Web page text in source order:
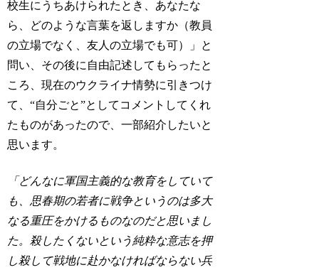
校生にうちあけられたとき、あなたな
ら、どのような言葉を返しますか（教員
の立場でなく、友人の立場でも可）」と
問い、その後に自由記述してもらったと
ころ、現在のウクライナ情勢に引きつけ
て、“自分ごと”としてコメントしてくれ
たものがあったので、一部紹介したいと
思います。
「どんなに軍国主義的な教育をしていて
も、思春期の若者に戦争というのは多大
なる重圧をかけるものなのだと思いまし
た。殺したくないという純粋な意志を押
し殺して戦地に赴かなければならない兵